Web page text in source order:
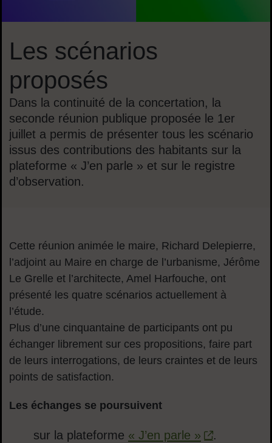
Les scénarios
proposés
Dans la continuité de la concertation, la
seconde réunion publique proposée le 1er
juillet a permis de présenter tous les scénario
issus des contributions des habitants sur la
plateforme « J’en parle » et sur le registre
d’observation.
Cette réunion animée le maire, Richard Delepierre,
l’adjoint au Maire en charge de l’urbanisme, Jérôme
Le Grelle et l’architecte, Amel Harfouche, ont
présenté les quatre scénarios actuellement à
l’étude.
Plus d’une cinquantaine de participants ont pu
échanger librement sur ces propositions, faire part
de leurs interrogations, de leurs craintes et de leurs
points de satisfaction.
Les échanges se poursuivent
sur la plateforme « J’en parle » .